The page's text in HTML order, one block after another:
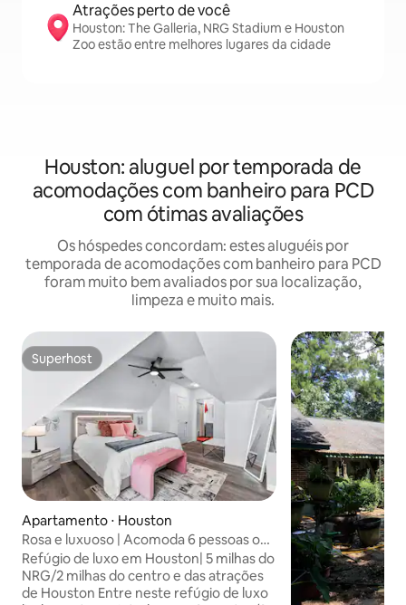
Atrações perto de você
Houston: The Galleria, NRG Stadium e Houston
Zoo estão entre melhores lugares da cidade
Houston: aluguel por temporada de
acomodações com banheiro para PCD
com ótimas avaliações
Os hóspedes concordam: estes aluguéis por
temporada de acomodações com banheiro para PCD
foram muito bem avaliados por sua localização,
limpeza e muito mais.
Superhost
Superhost
Apartamento ⋅ Houston
Rosa e luxuoso | Acomoda 6 pessoas ou
mais | A poucos minutos do
NRG/Downtown
Refúgio de luxo em Houston| 5 milhas do
NRG/2 milhas do centro e das atrações
de Houston Entre neste refúgio de luxo